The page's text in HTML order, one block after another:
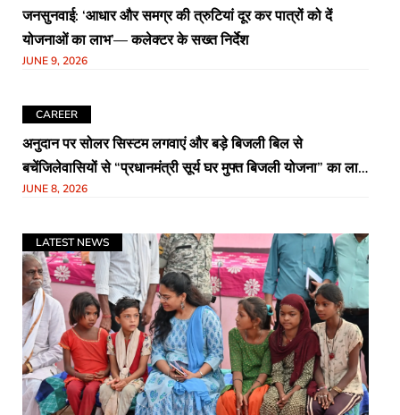
जनसुनवाई: ‘आधार और समग्र की त्रुटियां दूर कर पात्रों को दें
योजनाओं का लाभ’— कलेक्टर के सख्त निर्देश
JUNE 9, 2026
CAREER
अनुदान पर सोलर सिस्टम लगवाएं और बड़े बिजली बिल से
बचेंजिलेवासियों से “प्रधानमंत्री सूर्य घर मुफ्त बिजली योजना” का लाभ
उठाने की अपील
JUNE 8, 2026
LATEST NEWS